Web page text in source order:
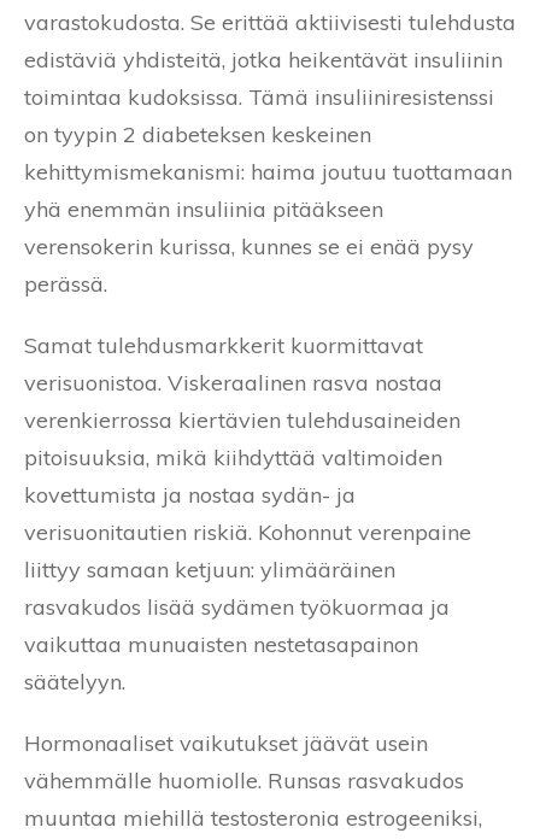
varastokudosta. Se erittää aktiivisesti tulehdusta
edistäviä yhdisteitä, jotka heikentävät insuliinin
toimintaa kudoksissa. Tämä insuliiniresistenssi
on tyypin 2 diabeteksen keskeinen
kehittymismekanismi: haima joutuu tuottamaan
yhä enemmän insuliinia pitääkseen
verensokerin kurissa, kunnes se ei enää pysy
perässä.
Samat tulehdusmarkkerit kuormittavat
verisuonistoa. Viskeraalinen rasva nostaa
verenkierrossa kiertävien tulehdusaineiden
pitoisuuksia, mikä kiihdyttää valtimoiden
kovettumista ja nostaa sydän- ja
verisuonitautien riskiä. Kohonnut verenpaine
liittyy samaan ketjuun: ylimääräinen
rasvakudos lisää sydämen työkuormaa ja
vaikuttaa munuaisten nestetasapainon
säätelyyn.
Hormonaaliset vaikutukset jäävät usein
vähemmälle huomiolle. Runsas rasvakudos
muuntaa miehillä testosteronia estrogeeniksi,